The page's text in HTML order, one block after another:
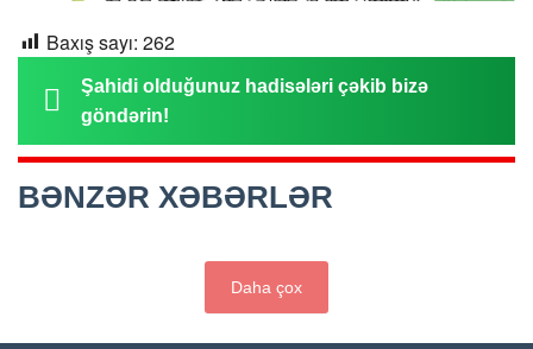
Baxış sayı: 262
Şahidi olduğunuz hadisələri çəkib bizə
göndərin!
BƏNZƏR XƏBƏRLƏR
Daha çox